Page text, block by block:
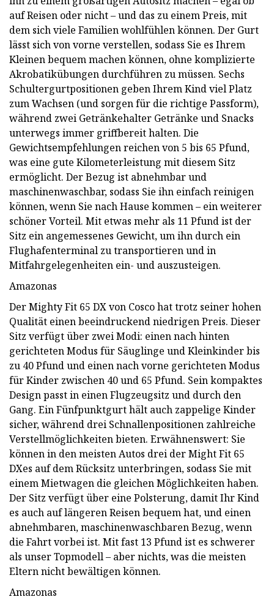
auf Reisen oder nicht – und das zu einem Preis, mit
dem sich viele Familien wohlfühlen können. Der Gurt
lässt sich von vorne verstellen, sodass Sie es Ihrem
Kleinen bequem machen können, ohne komplizierte
Akrobatikübungen durchführen zu müssen. Sechs
Schultergurtpositionen geben Ihrem Kind viel Platz
zum Wachsen (und sorgen für die richtige Passform),
während zwei Getränkehalter Getränke und Snacks
unterwegs immer griffbereit halten. Die
Gewichtsempfehlungen reichen von 5 bis 65 Pfund,
was eine gute Kilometerleistung mit diesem Sitz
ermöglicht. Der Bezug ist abnehmbar und
maschinenwaschbar, sodass Sie ihn einfach reinigen
können, wenn Sie nach Hause kommen – ein weiterer
schöner Vorteil. Mit etwas mehr als 11 Pfund ist der
Sitz ein angemessenes Gewicht, um ihn durch ein
Flughafenterminal zu transportieren und in
Mitfahrgelegenheiten ein- und auszusteigen.
Amazonas
Der Mighty Fit 65 DX von Cosco hat trotz seiner hohen
Qualität einen beeindruckend niedrigen Preis. Dieser
Sitz verfügt über zwei Modi: einen nach hinten
gerichteten Modus für Säuglinge und Kleinkinder bis
zu 40 Pfund und einen nach vorne gerichteten Modus
für Kinder zwischen 40 und 65 Pfund. Sein kompaktes
Design passt in einen Flugzeugsitz und durch den
Gang. Ein Fünfpunktgurt hält auch zappelige Kinder
sicher, während drei Schnallenpositionen zahlreiche
Verstellmöglichkeiten bieten. Erwähnenswert: Sie
können in den meisten Autos drei der Might Fit 65
DXes auf dem Rücksitz unterbringen, sodass Sie mit
einem Mietwagen die gleichen Möglichkeiten haben.
Der Sitz verfügt über eine Polsterung, damit Ihr Kind
es auch auf längeren Reisen bequem hat, und einen
abnehmbaren, maschinenwaschbaren Bezug, wenn
die Fahrt vorbei ist. Mit fast 13 Pfund ist es schwerer
als unser Topmodell – aber nichts, was die meisten
Eltern nicht bewältigen können.
Amazonas